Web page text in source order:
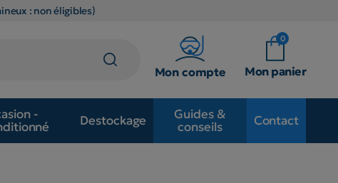
: non éligibles)
Mon compte
0
Mon panier
-
Destockage
Guides &
conseils
Contact